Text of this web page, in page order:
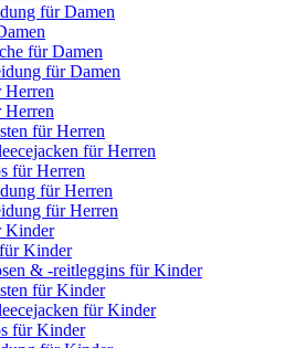
für Damen
für Damen
für Damen
Herren
Herren
für Herren
für Herren
für Herren
für Herren
für Herren
Kinder
Kinder
& -reitleggins für Kinder
für Kinder
für Kinder
für Kinder